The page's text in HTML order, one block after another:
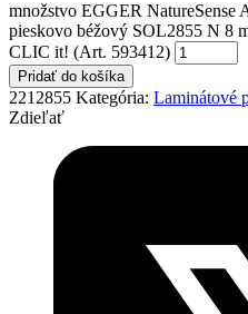
množstvo EGGER NatureSense
pieskovo béžový SOL2855 N 8
CLIC it! (Art. 593412)
Pridať do košíka
2212855 Kategória: Laminátové
Zdieľať